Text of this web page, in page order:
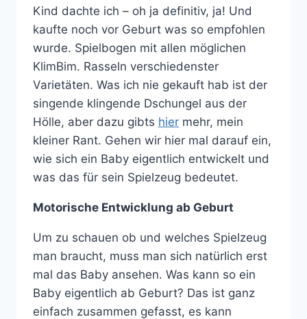
Kind dachte ich – oh ja definitiv, ja! Und
kaufte noch vor Geburt was so empfohlen
wurde. Spielbogen mit allen möglichen
KlimBim. Rasseln verschiedenster
Varietäten. Was ich nie gekauft hab ist der
singende klingende Dschungel aus der
Hölle, aber dazu gibts hier mehr, mein
kleiner Rant. Gehen wir hier mal darauf ein,
wie sich ein Baby eigentlich entwickelt und
was das für sein Spielzeug bedeutet.
Motorische Entwicklung ab Geburt
Um zu schauen ob und welches Spielzeug
man braucht, muss man sich natürlich erst
mal das Baby ansehen. Was kann so ein
Baby eigentlich ab Geburt? Das ist ganz
einfach zusammen gefasst, es kann